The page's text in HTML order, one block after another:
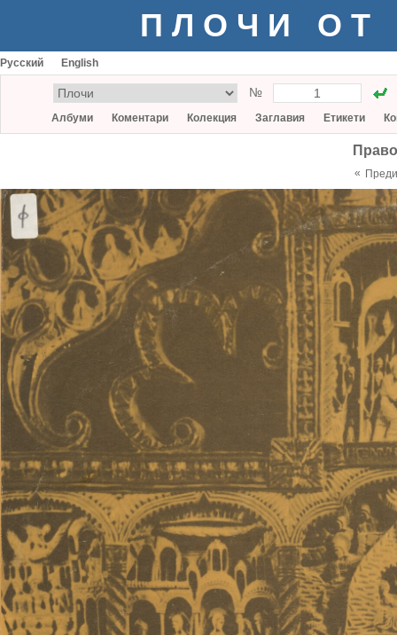
ПЛОЧИ ОТ
Русский English
№
Албуми Коментари Колекция Заглавия Етикети
«